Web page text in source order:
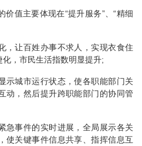
值主要体现在“提升服务”、“精细
，让百姓办事不求人，实现衣食住
，市民生活指数明显提升;
示城市运行状态，使各职能部门关
动，然后提升跨职能部门的协同管
急事件的实时进展，全局展示各关
使关键事件信息共享、指挥信息互